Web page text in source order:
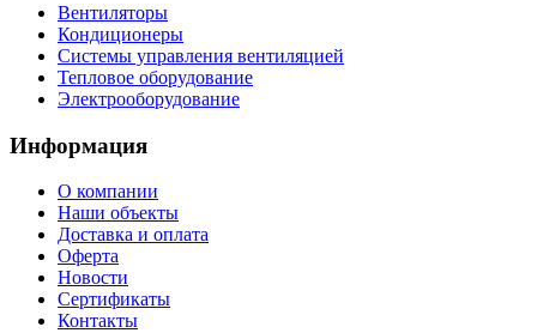
Вентиляторы
Кондиционеры
Системы управления вентиляцией
Тепловое оборудование
Электрооборудование
Информация
О компании
Наши объекты
Доставка и оплата
Оферта
Новости
Сертификаты
Контакты